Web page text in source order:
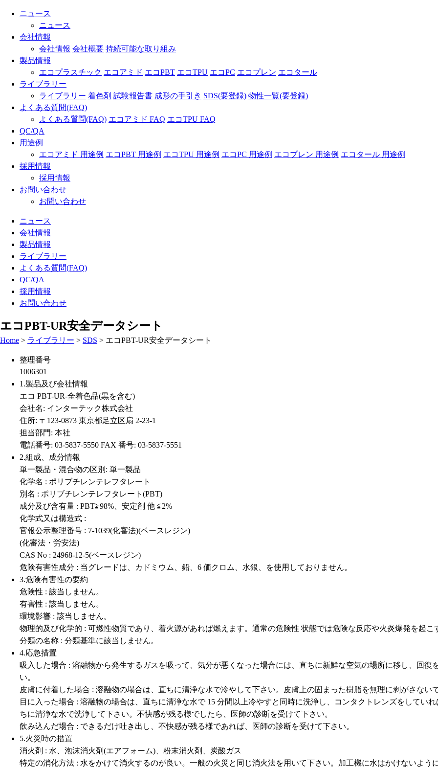
ニュース
ニュース
会社情報
会社情報 会社概要 持続可能な取り組み
製品情報
エコプラスチック エコアミド エコPBT エコTPU エコPC エコプレン エコタール
ライブラリー
ライブラリー 着色剤 試験報告書 成形の手引き SDS(要登録) 物性一覧(要登録)
よくある質問(FAQ)
よくある質問(FAQ) エコアミド FAQ エコTPU FAQ
QC/QA
用途例
エコアミド 用途例 エコPBT 用途例 エコTPU 用途例 エコPC 用途例 エコプレン 用途例 エコタール 用途例
採用情報
採用情報
お問い合わせ
お問い合わせ
ニュース
会社情報
製品情報
ライブラリー
よくある質問(FAQ)
QC/QA
採用情報
お問い合わせ
エコPBT-UR安全データシート
Home > ライブラリー > SDS > エコPBT-UR安全データシート
整理番号
1006301
1.製品及び会社情報
エコ PBT-UR-全着色品(黒を含む)
会社名: インターテック株式会社
住所: 〒123-0873 東京都足立区扇 2-23-1
担当部門: 本社
電話番号: 03-5837-5550 FAX 番号: 03-5837-5551
2.組成、成分情報
単一製品・混合物の区別: 単一製品
化学名 : ポリブチレンテレフタレート
別名 : ポリブチレンテレフタレート(PBT)
成分及び含有量 : PBT≧98%、安定剤 他 ≦2%
化学式又は構造式 :
官報公示整理番号 : 7-1039(化審法)(ベースレジン)
(化審法・労安法)
CAS No : 24968-12-5(ベースレジン)
危険有害性成分 : 当グレードは、カドミウム、鉛、6 価クロム、水銀、を使用しておりません。
3.危険有害性の要約
危険性 : 該当しません。
有害性 : 該当しません。
環境影響 : 該当しません。
物理的及び化学的 : 可燃性物質であり、着火源があれば燃えます。通常の危険性 状態では危険な反応や火炎爆発を起こ
分類の名称 : 分類基準に該当しません。
4.応急措置
吸入した場合 : 溶融物から発生するガスを吸って、気分が悪くなった場合には、直ちに新鮮な空気の場所に移し、回復
い。
皮膚に付着した場合 : 溶融物の場合は、直ちに清浄な水で冷やして下さい。皮膚上の固まった樹脂を無理に剥がさない
目に入った場合 : 溶融物の場合は、直ちに清浄な水で 15 分間以上冷やすと同時に洗浄し、コンタクトレンズをしてい
ちに清浄な水で洗浄して下さい。不快感が残る様でしたら、医師の診断を受けて下さい。
飲み込んだ場合 : できるだけ吐き出し、不快感が残る様であれば、医師の診断を受けて下さい。
5.火災時の措置
消火剤 : 水、泡沫消火剤(エアフォーム)、粉末消火剤、炭酸ガス
特定の消化方法 : 水をかけて消火するのが良い。一般の火災と同じ消火法を用いて下さい。加工機に水はかけないよう